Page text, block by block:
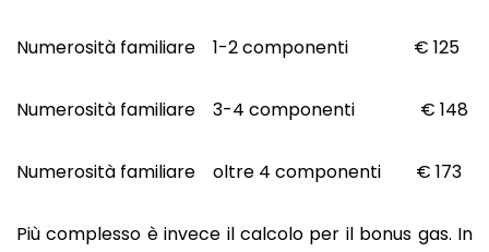
Numerosità familiare 1-2 componenti € 125
Numerosità familiare 3-4 componenti € 148
Numerosità familiare oltre 4 componenti € 173
Più complesso è invece il calcolo per il bonus gas. In